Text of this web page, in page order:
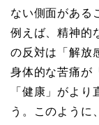
ない側面がある
例えば、精神的
の反対は「解放
身体的な苦痛が
「健康」がよ
う。このように